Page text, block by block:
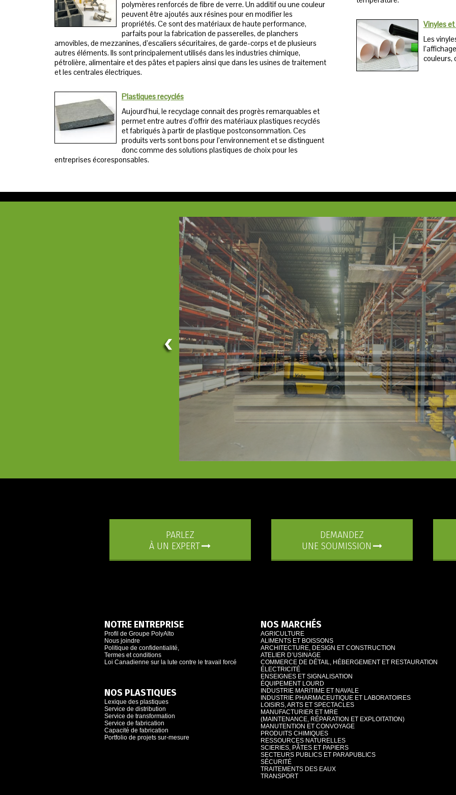
polymères renforcés de fibre de verre. Un additif ou une couleur
peuvent être ajoutés aux résines pour en modifier les
propriétés. Ce sont des matériaux de haute performance,
parfaits pour la fabrication de passerelles, de planchers
amovibles, de mezzanines, d’escaliers sécuritaires, de garde-corps et de plusieurs
autres éléments. Ils sont principalement utilisés dans les industries chimique,
pétrolière, alimentaire et des pâtes et papiers ainsi que dans les usines de traitement
et les centrales électriques.
Plastiques recyclés
Aujourd’hui, le recyclage connait des progrès remarquables et
permet entre autres d’offrir des matériaux plastiques recyclés
et fabriqués à partir de plastique postconsommation. Ces
produits verts sont bons pour l’environnement et se distinguent
donc comme des solutions plastiques de choix pour les
entreprises écoresponsables.
Vinyles
Les
couleurs,
PARLEZ
À UN EXPERT
DEMANDEZ
UNE SOUMISSION
NOTRE ENTREPRISE
Profil de Groupe PolyAlto
Nous joindre
Politique de confidentialité,
Termes et conditions
Loi Canadienne sur la lute contre le travail forcé
NOS PLASTIQUES
Lexique des plastiques
Service de distribution
Service de transformation
Service de fabrication
Capacité de fabrication
Portfolio de projets sur-mesure
NOS MARCHÉS
AGRICULTURE
ALIMENTS ET BOISSONS
ARCHITECTURE, DESIGN ET CONSTRUCTION
ATELIER D’USINAGE
COMMERCE DE DÉTAIL, HÉBERGEMENT ET RESTAURATION
ÉLECTRICITÉ
ENSEIGNES ET SIGNALISATION
ÉQUIPEMENT LOURD
INDUSTRIE MARITIME ET NAVALE
INDUSTRIE PHARMACEUTIQUE ET LABORATOIRES
LOISIRS, ARTS ET SPECTACLES
MANUFACTURIER ET MRE
(MAINTENANCE, RÉPARATION ET EXPLOITATION)
MANUTENTION ET CONVOYAGE
PRODUITS CHIMIQUES
RESSOURCES NATURELLES
SCIERIES, PÂTES ET PAPIERS
SECTEURS PUBLICS ET PARAPUBLICS
SÉCURITÉ
TRAITEMENTS DES EAUX
TRANSPORT